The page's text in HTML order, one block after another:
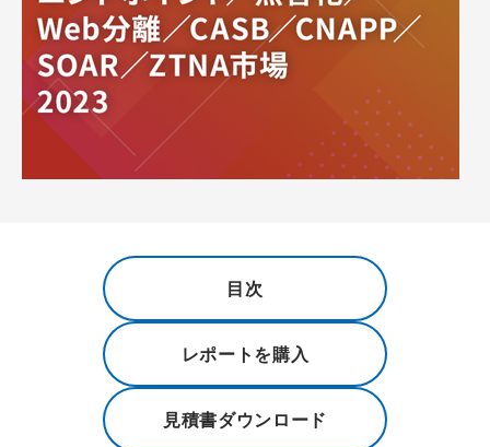
目次
レポートを購入
見積書ダウンロード